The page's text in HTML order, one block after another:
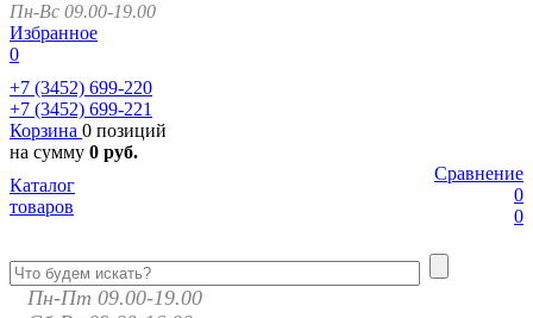
Пн-Вс 09.00-19.00
Избранное
0
+7 (3452) 699-220
+7 (3452) 699-221
Корзина 0 позиций
на сумму 0 руб.
Сравнение
0
0
Каталог
товаров
Пн-Пт 09.00-19.00